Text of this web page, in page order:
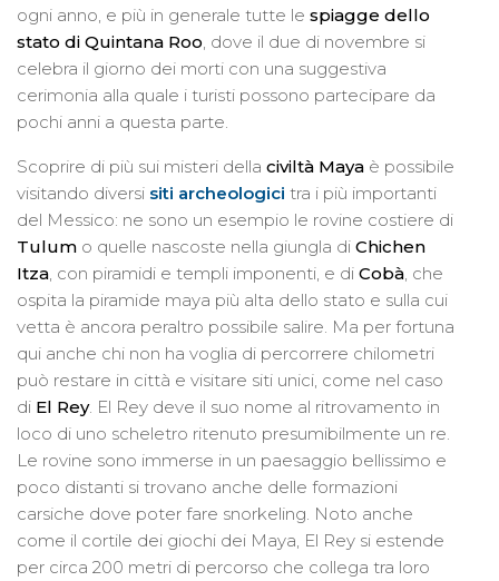
ogni anno, e più in generale tutte le spiagge dello
stato di Quintana Roo , dove il due di novembre si
celebra il giorno dei morti con una suggestiva
cerimonia alla quale i turisti possono partecipare da
pochi anni a questa parte.
Scoprire di più sui misteri della civiltà Maya è possibile
visitando diversi siti archeologici tra i più importanti
del Messico: ne sono un esempio le rovine costiere di
Tulum o quelle nascoste nella giungla di Chichen
Itza , con piramidi e templi imponenti, e di Cobà , che
ospita la piramide maya più alta dello stato e sulla cui
vetta è ancora peraltro possibile salire. Ma per fortuna
qui anche chi non ha voglia di percorrere chilometri
può restare in città e visitare siti unici, come nel caso
di El Rey. El Rey deve il suo nome al ritrovamento in
loco di uno scheletro ritenuto presumibilmente un re.
Le rovine sono immerse in un paesaggio bellissimo e
poco distanti si trovano anche delle formazioni
carsiche dove poter fare snorkeling. Noto anche
come il cortile dei giochi dei Maya, El Rey si estende
per circa 200 metri di percorso che collega tra loro